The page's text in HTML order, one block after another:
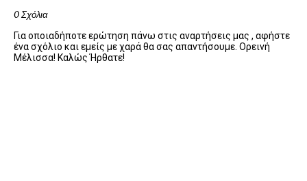
0 Σχόλια
Για οποιαδήποτε ερώτηση πάνω στις αναρτήσεις μας , αφήστε
ένα σχόλιο και εμείς με χαρά θα σας απαντήσουμε. Ορεινή
Μέλισσα! Καλώς Ήρθατε!